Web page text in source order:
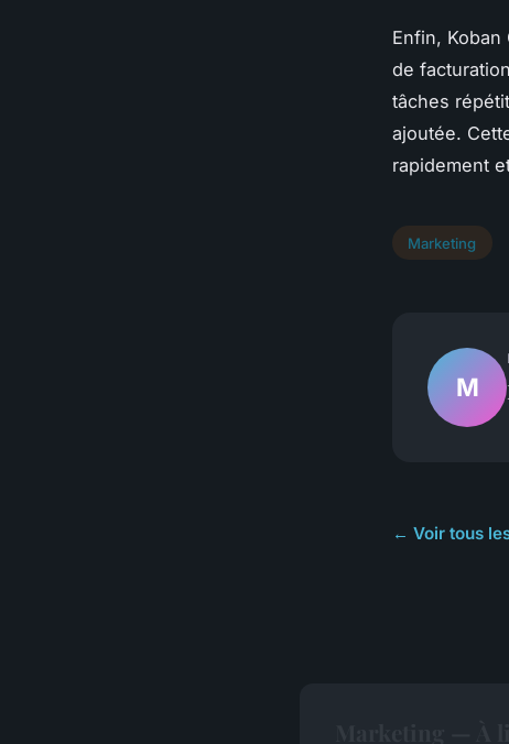
Enfin,
de
tâches
ajoutée.
rapidement
Marketing
M
← Voir tous